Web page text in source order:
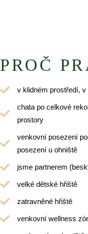
PROČ
v klidném prostředí,
chata po celkové
prostory
venkovní posezení
posezení u ohniště
jsme partnerem
velké dětské hřiště
zatravněné hřiště
venkovní wellness